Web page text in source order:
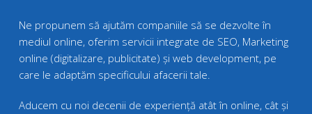
Ne propunem să ajutăm companiile să se dezvolte în
mediul online, oferim servicii integrate de SEO, Marketing
online (digitalizare, publicitate) și web development, pe
care le adaptăm specificului afacerii tale.
Aducem cu noi decenii de experiență atât în online, cât și